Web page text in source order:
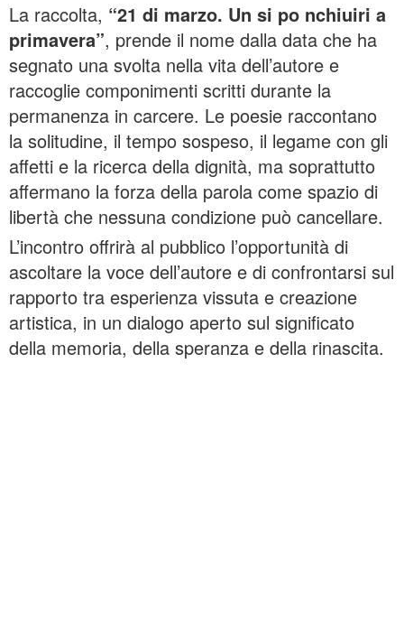
La raccolta, “21 di marzo. Un si po nchiuiri a
primavera”, prende il nome dalla data che ha
segnato una svolta nella vita dell’autore e
raccoglie componimenti scritti durante la
permanenza in carcere. Le poesie raccontano
la solitudine, il tempo sospeso, il legame con gli
affetti e la ricerca della dignità, ma soprattutto
affermano la forza della parola come spazio di
libertà che nessuna condizione può cancellare.
L’incontro offrirà al pubblico l’opportunità di
ascoltare la voce dell’autore e di confrontarsi sul
rapporto tra esperienza vissuta e creazione
artistica, in un dialogo aperto sul significato
della memoria, della speranza e della rinascita.